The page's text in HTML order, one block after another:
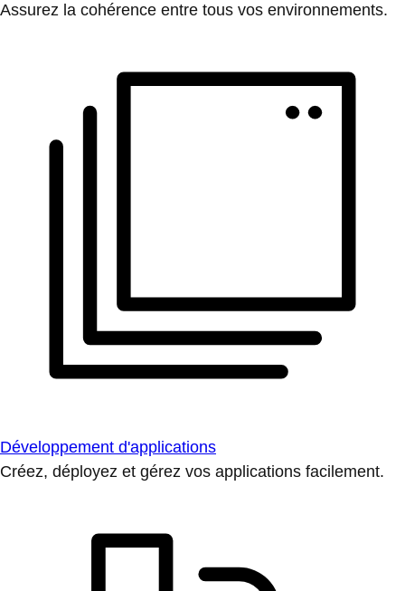
Assurez la cohérence entre tous vos environnements.
Développement d'applications
Créez, déployez et gérez vos applications facilement.